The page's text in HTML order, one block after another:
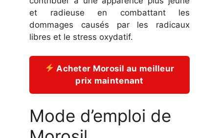
et radieuse en combattant les
dommages causés par les radicaux
libres et le stress oxydatif.
Acheter Morosil au meilleur
prix maintenant
Mode d’emploi de